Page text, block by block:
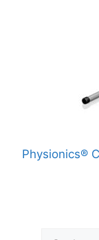
Physionics®